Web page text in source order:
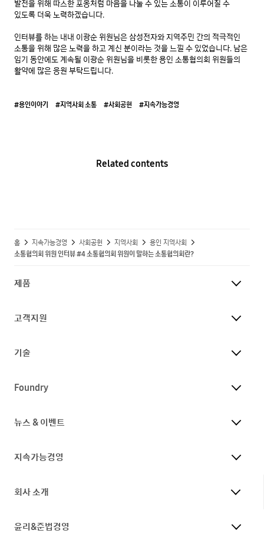
발전을 위해 따스한 포옹처럼 마음을 나눌 수 있는 소통이 이루어질 수
있도록 더욱 노력하겠습니다.
인터뷰를 하는 내내 이광순 위원님은 삼성전자와 지역주민 간의 적극적인
소통을 위해 많은 노력을 하고 계신 분이라는 것을 느낄 수 있었습니다. 남은
임기 동안에도 계속될 이광순 위원님을 비롯한 용인 소통협의회 위원들의
활약에 많은 응원 부탁드립니다.
#용인이야기 #지역사회 소통 #사회공헌 #지속가능경영
Related contents
홈 지속가능경영 사회공헌 지역사회
용인 지역사회
소통협의회 위원 인터뷰 #4 소통협의회 위원이 말하는 소통협의회란?
제품
고객지원
기술
Foundry
뉴스 & 이벤트
지속가능경영
회사 소개
윤리&준법경영